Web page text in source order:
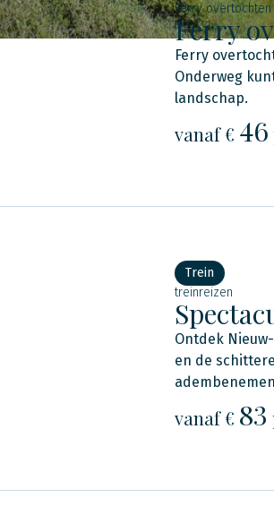
Ferry overtochten
Ferry
Ferry
Onderweg
landschap.
vanaf € 46
Trein
treinreizen
Ontdek
en de
vanaf € 83